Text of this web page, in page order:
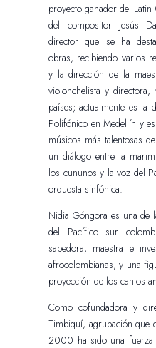
proyecto ganador del
del compositor Jesús
director que se ha
obras, recibiendo varios
y la dirección de la
violonchelista y directora,
países; actualmente es la
Polifónico en Medellín y
músicos más talentosas
un diálogo entre la
los cununos y la voz del
orquesta sinfónica.
Nidia Góngora es una de
del Pacífico sur
sabedora, maestra e
afrocolombianas, y una
proyección de los cantos
Como cofundadora y
Timbiquí, agrupación que
2000 ha sido una fuerza